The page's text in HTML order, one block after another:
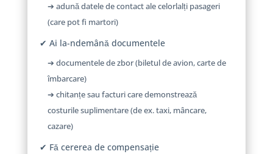
➔ adună datele de contact ale celorlalți pasageri
(care pot fi martori)
✔ Ai la-ndemână documentele
➔ documentele de zbor (biletul de avion, carte de
îmbarcare)
➔ chitanțe sau facturi care demonstrează
costurile suplimentare (de ex. taxi, mâncare,
cazare)
✔ Fă cererea de compensație